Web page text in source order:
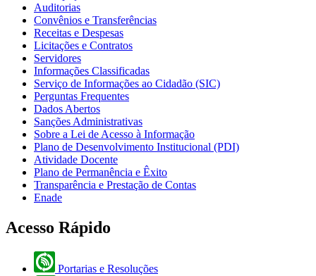
Auditorias
Convênios e Transferências
Receitas e Despesas
Licitações e Contratos
Servidores
Informações Classificadas
Serviço de Informações ao Cidadão (SIC)
Perguntas Frequentes
Dados Abertos
Sanções Administrativas
Sobre a Lei de Acesso à Informação
Plano de Desenvolvimento Institucional (PDI)
Atividade Docente
Plano de Permanência e Êxito
Transparência e Prestação de Contas
Enade
Acesso Rápido
Portarias e Resoluções